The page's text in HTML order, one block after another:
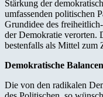
Stärkung der
umfassenden politischen
Grundidee des
der Demokratie verorten.
bestenfalls als Mittel zum
Demokratische Balancen
Die von den radikalen